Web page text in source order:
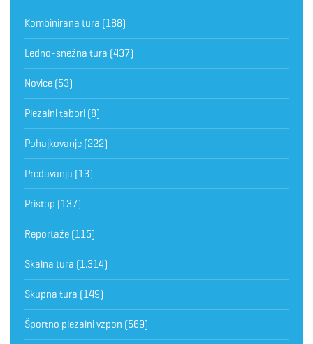
Kombinirana tura (188)
Ledno-snežna tura (437)
Novice (53)
Plezalni tabori (8)
Pohajkovanje (222)
Predavanja (13)
Pristop (137)
Reportaže (115)
Skalna tura (1.314)
Skupna tura (149)
Športno plezalni vzpon (569)